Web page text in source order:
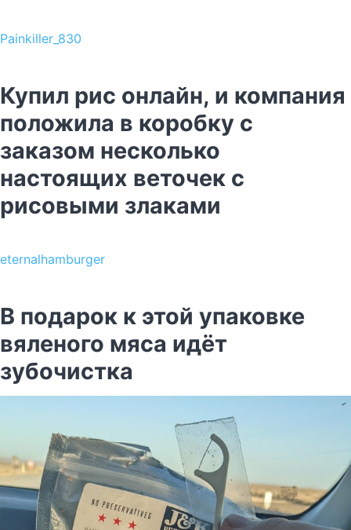
Painkiller_830
Купил рис онлайн, и компания
положила в коробку с
заказом несколько
настоящих веточек с
рисовыми злаками
eternalhamburger
В подарок к этой упаковке
вяленого мяса идёт
зубочистка